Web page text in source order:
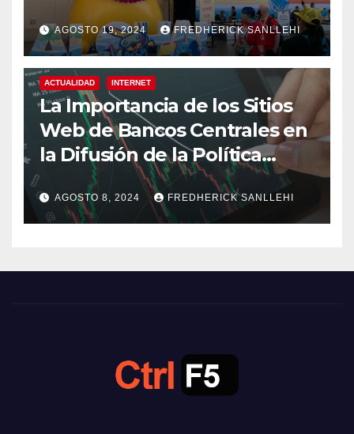
AGOSTO 19, 2024 FREDHERICK SANLLEHI
ACTUALIDAD INTERNET
La Importancia de los Sitios
Web de Bancos Centrales en
la Difusión de la Política
Monetaria
AGOSTO 8, 2024 FREDHERICK SANLLEHI